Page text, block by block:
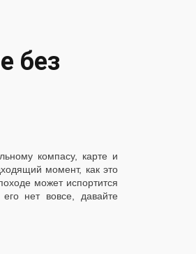
без
компасу, карте и
момент, как это
может испортится
нет вовсе, давайте